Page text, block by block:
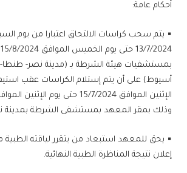
أحكام عامة:
▪ يتم سحب كراسات الالتحاق اعتبارا من يوم
بمستشفيات هيئة الشرطة بـ (مدينة نصر- طنطا-
أسيوط) على أن يتم إستلام الكراسات عقب
وذلك بمقر المعهد بمستشفى الشرطة بمدينة
▪ يحق للمعهد استبعاد من يتقرر لياقته الطبية
إعلان نتيجة المناظرة الطبية النهائية.